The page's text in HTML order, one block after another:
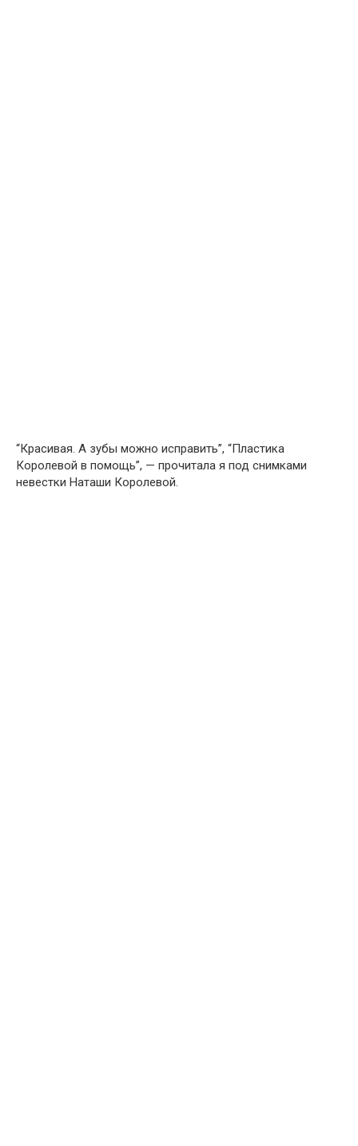
“Красивая. А зубы можно исправить”, “Пластика
Королевой в помощь”, — прочитала я под снимками
невестки Наташи Королевой.